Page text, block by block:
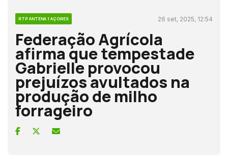
RTP ANTENA 1 AÇORES 26 set, 2025, 12:54
Federação Agrícola
afirma que tempestade
Gabrielle provocou
prejuízos avultados na
produção de milho
forrageiro